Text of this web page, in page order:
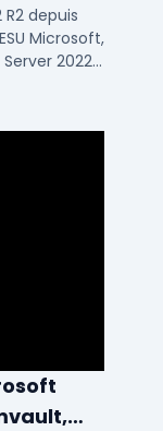
depuis
Microsoft,
2022